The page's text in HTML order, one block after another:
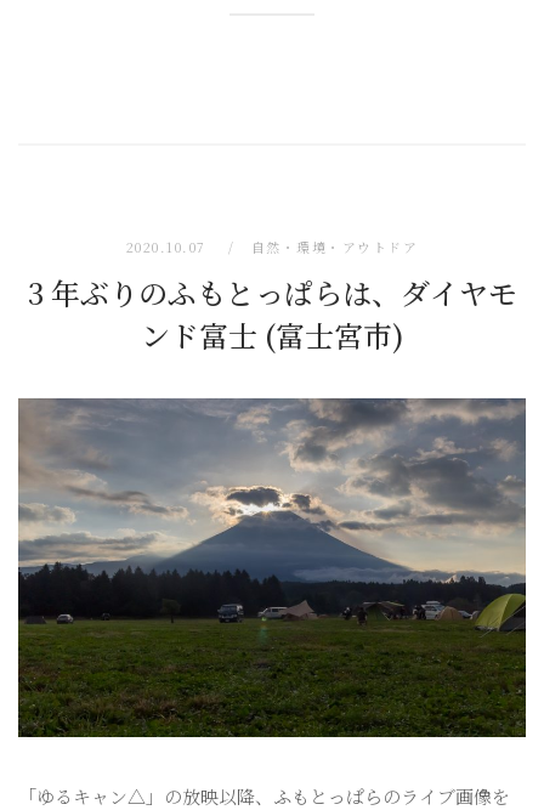
2020.10.07 自然・環境・アウトドア
3 年ぶりのふもとっぱらは、ダイヤモ
ンド富士 (富士宮市)
「ゆるキャン△」の放映以降、ふもとっぱらのライブ画像を